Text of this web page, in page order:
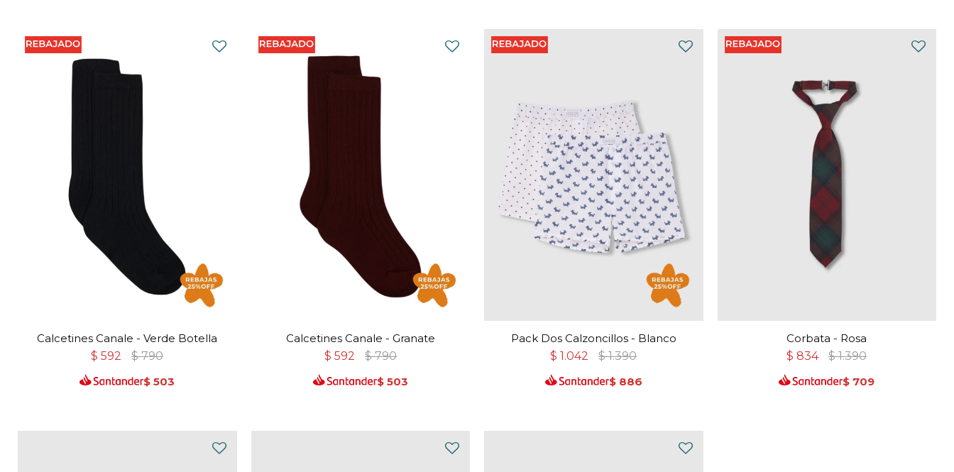
Calcetines Canale - Verde Botella
$ 592 $ 790
$ 503
Calcetines Canale - Granate
$ 592 $ 790
$ 503
Pack Dos Calzoncillos - Blanco
$ 1.042 $ 1.390
$ 886
Corbata - Rosa
$ 834 $ 1.390
$ 709